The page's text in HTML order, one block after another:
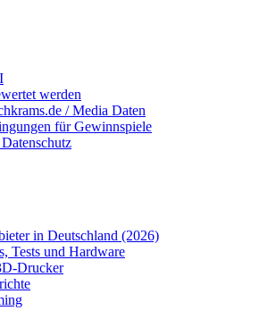
werden
/ Media Daten
für Gewinnspiele
in Deutschland (2026)
Tests und Hardware
Drucker